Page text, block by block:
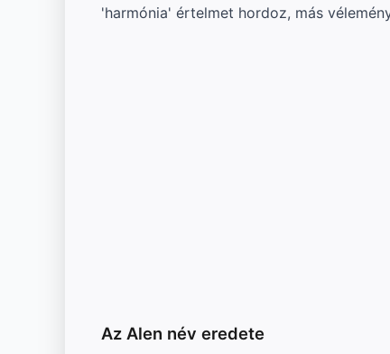
'harmónia' értelmet hordoz, más
Az Alen név eredete